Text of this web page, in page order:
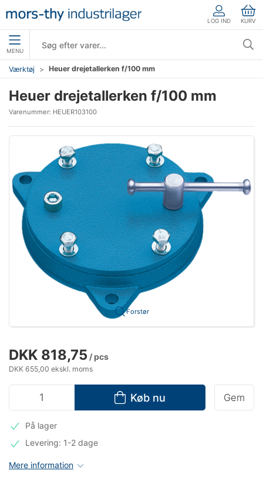
LOG IND KURV
MENU
Værktøj Heuer drejetallerken f/100 mm
Heuer drejetallerken f/100 mm
Varenummer: HEUER103100
Forstør
DKK 818,75 / pcs
DKK 655,00 ekskl. moms
Køb nu Gem
På lager
Levering: 1-2 dage
Mere information